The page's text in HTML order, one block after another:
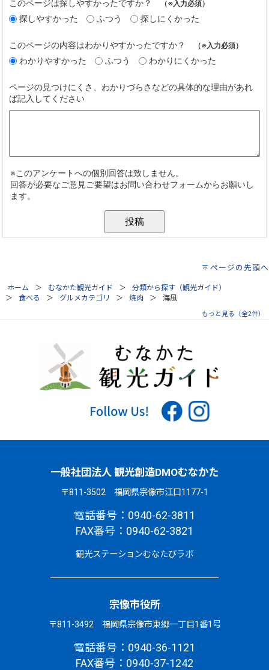
ページの先頭へ
ホーム むなかた観光ガイド
分類から探す（観光ガイド）
食べる
グルメカテゴリ 焼肉 海風
もっと見る（全2件）
一般社団法人 観光創造DMOむなかた
〒811-3502 福岡県宗像市江口1177-1
電話番号：0940-62-3811
FAX番号：0940-62-3821
観光ステーションむなたびラボ
宗像市役所
〒811-3492 福岡県宗像市東郷一丁目1番1号
電話番号：0940-36-1121
FAX番号：0940-37-1242